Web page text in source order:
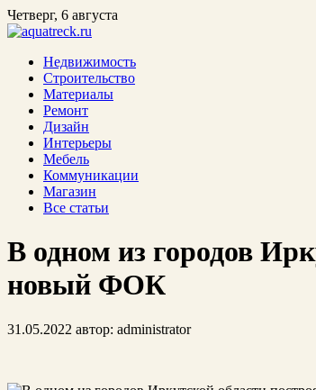
Четверг, 6 августа
Недвижимость
Строительство
Материалы
Ремонт
Дизайн
Интерьеры
Мебель
Коммуникации
Магазин
Все статьи
В одном из городов
новый ФОК
31.05.2022 автор: administrator